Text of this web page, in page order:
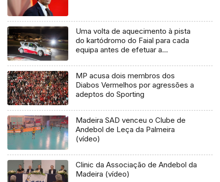
Uma volta de aquecimento à pista
do kartódromo do Faial para cada
equipa antes de efetuar a
MP acusa dois membros dos
Diabos Vermelhos por agressões a
adeptos do Sporting
Madeira SAD venceu o Clube de
Andebol de Leça da Palmeira
(vídeo)
Clinic da Associação de Andebol da
Madeira (vídeo)